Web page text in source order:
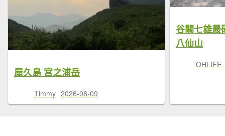
屋久島 宮之浦岳
Timmy 2026-08-09
谷關七雄最
八仙山
OHLIFE